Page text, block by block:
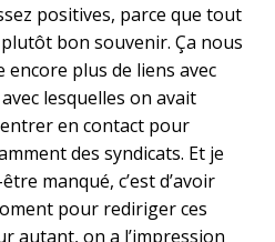
positives, parce que tout
bon souvenir. Ça nous
plus de liens avec
lesquelles on avait
en contact pour
des syndicats. Et je
manqué, c’est d’avoir
pour rediriger ces
autant, on a l’impression